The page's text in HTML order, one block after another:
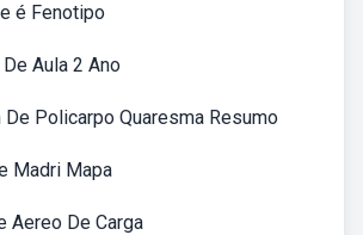
é Fenotipo
Aula 2 Ano
Policarpo Quaresma Resumo
Madri Mapa
Aereo De Carga